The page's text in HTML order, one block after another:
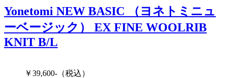
Yonetomi NEW BASIC （ヨネトミニュ
ーベージック） EX FINE WOOLRIB
KNIT B/L
￥39,600-（税込）